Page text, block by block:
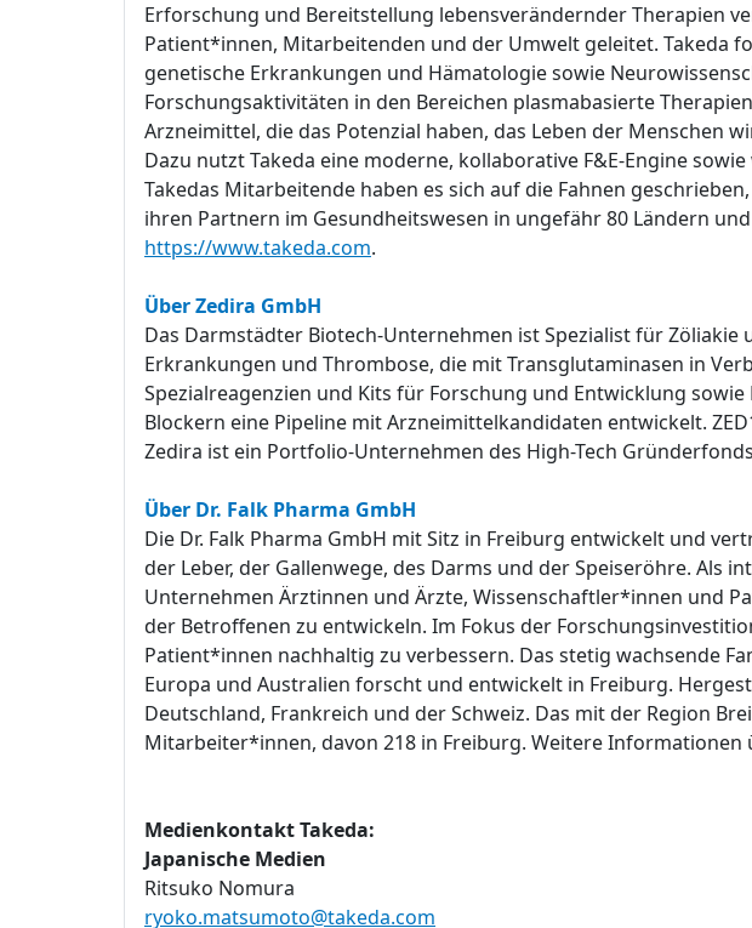
Erforschung und Bereitstellung lebensverändernder Therapien
Patient*innen, Mitarbeitenden und der Umwelt geleitet. Takeda
genetische Erkrankungen und Hämatologie sowie
Forschungsaktivitäten in den Bereichen plasmabasierte
Arzneimittel, die das Potenzial haben, das Leben der Menschen
Dazu nutzt Takeda eine moderne, kollaborative F&E-Engine
Takedas Mitarbeitende haben es sich auf die Fahnen
ihren Partnern im Gesundheitswesen in ungefähr 80 Ländern
https://www.takeda.com.
Über Zedira GmbH
Das Darmstädter Biotech-Unternehmen ist Spezialist für
Erkrankungen und Thrombose, die mit Transglutaminasen in
Spezialreagenzien und Kits für Forschung und Entwicklung
Blockern eine Pipeline mit Arzneimittelkandidaten entwickelt.
Zedira ist ein Portfolio-Unternehmen des High-Tech
Über Dr. Falk Pharma GmbH
Die Dr. Falk Pharma GmbH mit Sitz in Freiburg entwickelt und
der Leber, der Gallenwege, des Darms und der Speiseröhre. Als
Unternehmen Ärztinnen und Ärzte, Wissenschaftler*innen und
der Betroffenen zu entwickeln. Im Fokus der
Patient*innen nachhaltig zu verbessern. Das stetig wachsende
Europa und Australien forscht und entwickelt in Freiburg.
Deutschland, Frankreich und der Schweiz. Das mit der Region
Mitarbeiter*innen, davon 218 in Freiburg. Weitere Informationen
Medienkontakt Takeda:
Japanische Medien
Ritsuko Nomura
ryoko.matsumoto@takeda.com